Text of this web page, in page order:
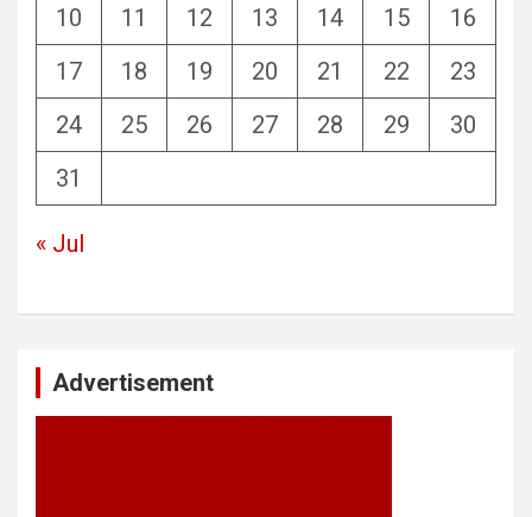
10
11 12 13 14 15
16
17
18 19 20 21 22
23
24
25 26 27 28 29
30
31
« Jul
Advertisement